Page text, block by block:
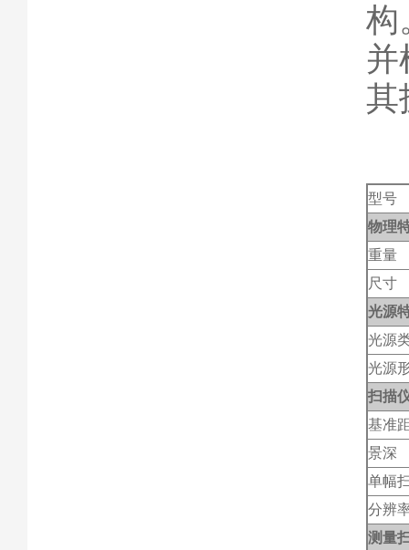
构
并
其
型号
物理
重量
尺寸
光源
光源
光源
扫描
基准
景深
单幅
分辨
测量